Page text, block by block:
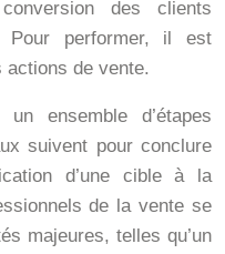
des clients
Pour performer, il est
actions de vente.
ensemble d’étapes
suivent pour conclure
d’une cible à la
de la vente se
majeures, telles qu’un